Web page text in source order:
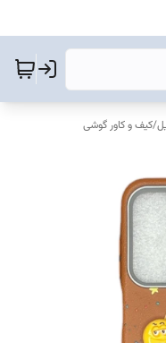
/کیف و کاور گوشی